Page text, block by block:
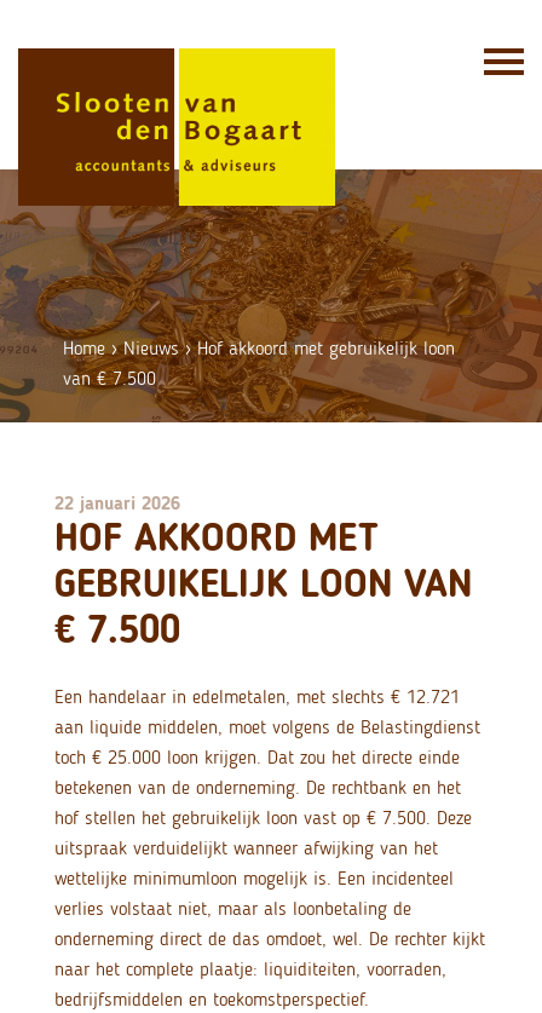
Home›Nieuws›Hof akkoord met gebruikelijk loon
van € 7.500
22 januari 2026
HOF AKKOORD MET
GEBRUIKELIJK LOON VAN
€ 7.500
Een handelaar in edelmetalen, met slechts € 12.721
aan liquide middelen, moet volgens de Belastingdienst
toch € 25.000 loon krijgen. Dat zou het directe einde
betekenen van de onderneming. De rechtbank en het
hof stellen het gebruikelijk loon vast op € 7.500. Deze
uitspraak verduidelijkt wanneer afwijking van het
wettelijke minimumloon mogelijk is. Een incidenteel
verlies volstaat niet, maar als loonbetaling de
onderneming direct de das omdoet, wel. De rechter kijkt
naar het complete plaatje: liquiditeiten, voorraden,
bedrijfsmiddelen en toekomstperspectief.